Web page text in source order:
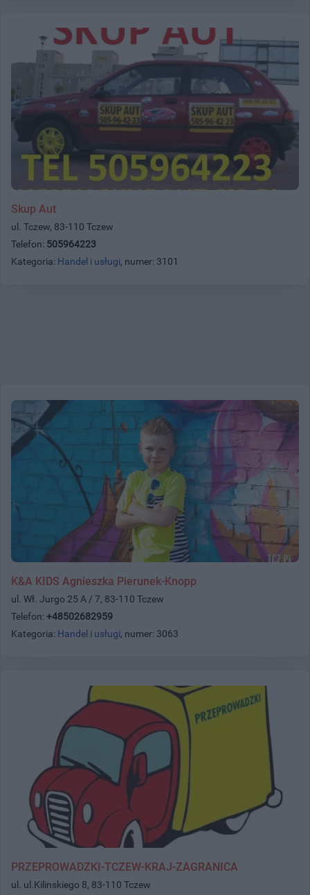
Skup Aut
ul. Tczew, 83-110 Tczew
Telefon: 505964223
Kategoria: Handel i usługi, numer: 3101
K&A KIDS Agnieszka Pierunek-Knopp
ul. Wł. Jurgo 25 A / 7, 83-110 Tczew
Telefon: +48502682959
Kategoria: Handel i usługi, numer: 3063
PRZEPROWADZKI-TCZEW-KRAJ-ZAGRANICA
ul. ul.Kilinskiego 8, 83-110 Tczew